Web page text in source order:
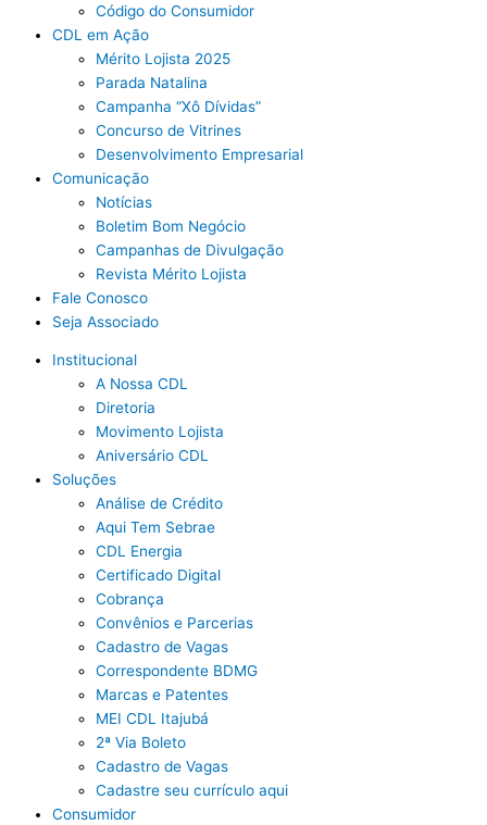
Código do Consumidor
CDL em Ação
Mérito Lojista 2025
Parada Natalina
Campanha “Xô Dívidas”
Concurso de Vitrines
Desenvolvimento Empresarial
Comunicação
Notícias
Boletim Bom Negócio
Campanhas de Divulgação
Revista Mérito Lojista
Fale Conosco
Seja Associado
Institucional
A Nossa CDL
Diretoria
Movimento Lojista
Aniversário CDL
Soluções
Análise de Crédito
Aqui Tem Sebrae
CDL Energia
Certificado Digital
Cobrança
Convênios e Parcerias
Cadastro de Vagas
Correspondente BDMG
Marcas e Patentes
MEI CDL Itajubá
2ª Via Boleto
Cadastro de Vagas
Cadastre seu currículo aqui
Consumidor